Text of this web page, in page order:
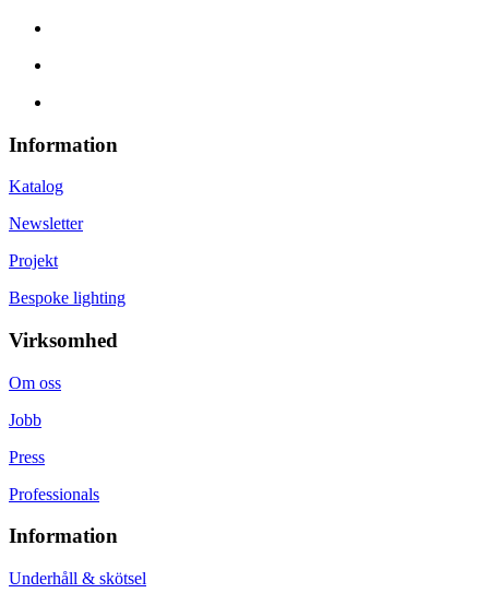
Information
Katalog
Newsletter
Projekt
Bespoke lighting
Virksomhed
Om oss
Jobb
Press
Professionals
Information
Underhåll & skötsel